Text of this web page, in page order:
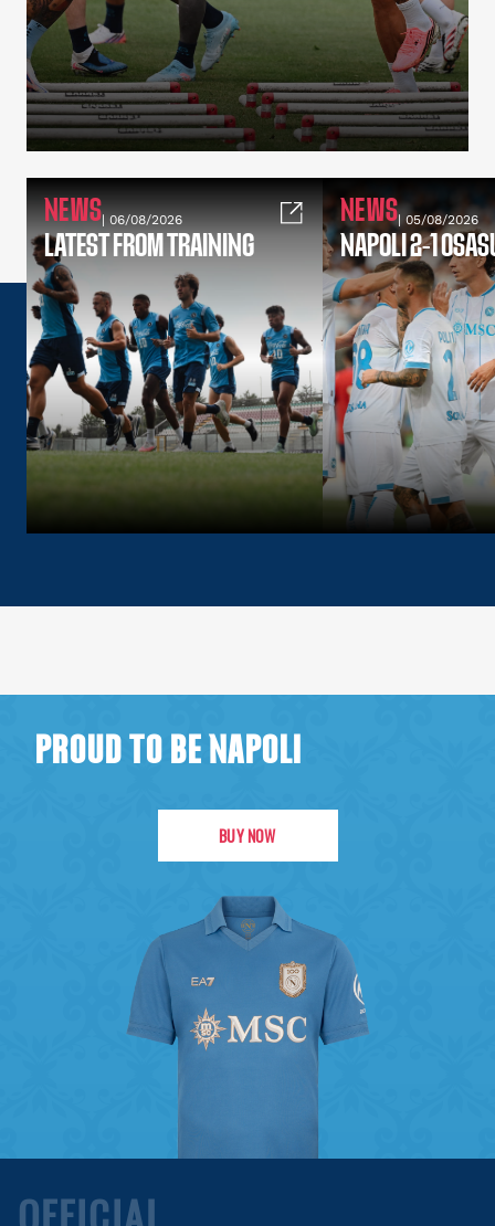
NEWS| 06/08/2026
LATEST FROM TRAINING
NEWS| 05/08/2026
NAPOLI 2-1
PROUD TO BE NAPOLI
BUY NOW